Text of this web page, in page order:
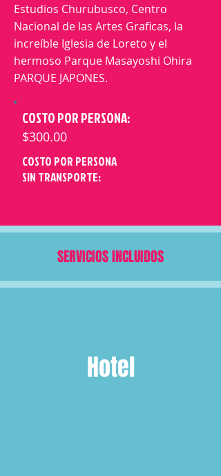
Estudios Churubusco, Centro
Nacional de las Artes Graficas, la
increíble Iglesia de Loreto y el
hermoso Parque Masayoshi Ohira
PARQUE JAPONES.
COSTO POR PERSONA:
$300.00
COSTO POR PERSONA
SIN TRANSPORTE:
SERVICIOS INCLUIDOS
Hotel